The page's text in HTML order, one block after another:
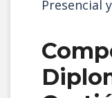
Presencial